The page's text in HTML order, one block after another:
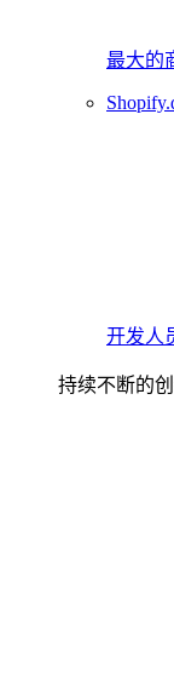
最大的
开发人
持续不断的